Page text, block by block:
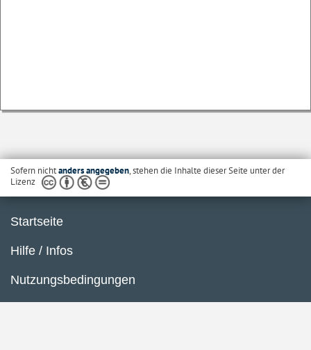
Sofern nichtanders angegeben, stehen die Inhalte dieser Seite unter der
Lizenz
Startseite
Hilfe / Infos
Nutzungsbedingungen